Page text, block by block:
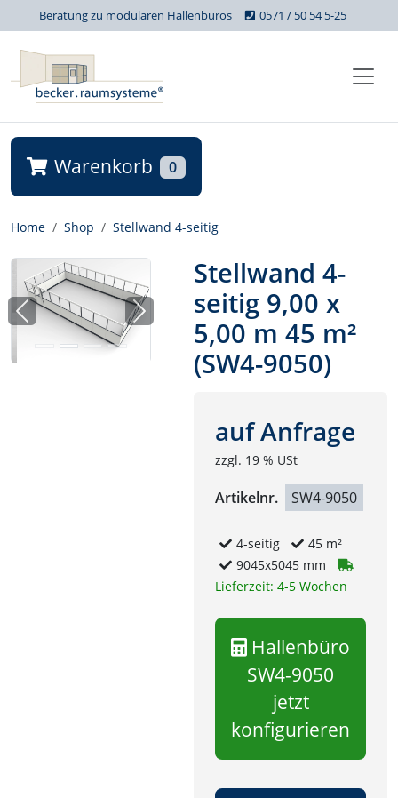
Beratung zu modularen Hallenbüros 0571 / 50 54 5-25
Warenkorb 0
Home Shop Stellwand 4-seitig
Previous Next
Stellwand 4-
seitig 9,00 x
5,00 m 45 m²
(SW4-9050)
auf Anfrage
zzgl. 19 % USt
Artikelnr. SW4-9050
4-seitig
45 m²
9045x5045 mm
Lieferzeit: 4-5 Wochen
Hallenbüro
SW4-9050
jetzt
konfigurieren